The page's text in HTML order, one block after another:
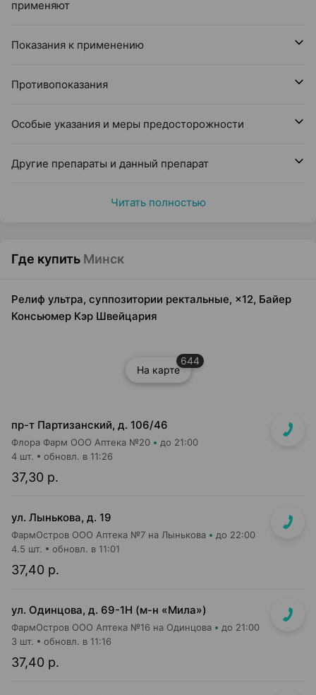
применяют
Показания к применению
Противопоказания
Особые указания и меры предосторожности
Другие препараты и данный препарат
Читать полностью
Где купить Минск
Релиф ультра, суппозитории ректальные, ×12, Байер
Консьюмер Кэр Швейцария
На карте
644
пр-т Партизанский, д. 106/46
Флора Фарм ООО Аптека №20 до 21:00
37,30 р.
4 шт. обновл. в 11:26
ул. Лынькова, д. 19
ФармОстров ООО Аптека №7 на Лынькова до 22:00
37,40 р.
4.5 шт. обновл. в 11:01
ул. Одинцова, д. 69-1Н (м-н «Мила»)
ФармОстров ООО Аптека №16 на Одинцова до 21:00
37,40 р.
3 шт. обновл. в 11:16